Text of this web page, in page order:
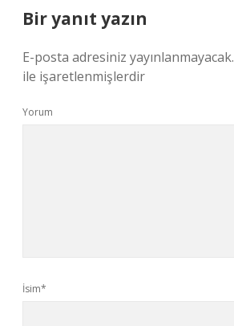
Bir yanıt yazın
E-posta adresiniz yayınlanmayacak.
ile işaretlenmişlerdir
Yorum
İsim*